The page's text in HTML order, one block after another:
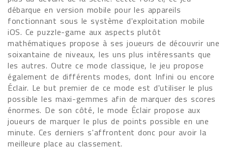
débarque en version mobile pour les appareils
fonctionnant sous le système d'exploitation mobile
iOS. Ce puzzle-game aux aspects plutôt
mathématiques propose à ses joueurs de découvrir une
soixantaine de niveaux, les uns plus intéressants que
les autres. Outre ce mode classique, le jeu propose
également de différents modes, dont Infini ou encore
Éclair. Le but premier de ce mode est d'utiliser le plus
possible les maxi-gemmes afin de marquer des scores
énormes. De son côté, le mode Éclair propose aux
joueurs de marquer le plus de points possible en une
minute. Ces derniers s'affrontent donc pour avoir la
meilleure place au classement.